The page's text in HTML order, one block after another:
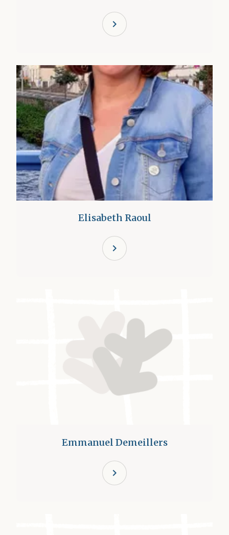
chevron_right
Elisabeth Raoul
chevron_right
Emmanuel Demeillers
chevron_right